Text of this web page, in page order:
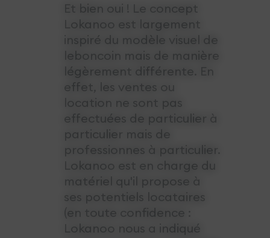
Et bien oui ! Le concept
Lokanoo est largement
inspiré du modèle visuel de
leboncoin mais de manière
légèrement différente. En
effet, les ventes ou
location ne sont pas
effectuées de particulier à
particulier mais de
professionnes à particulier.
Lokanoo est en charge du
matériel qu'il propose à
ses potentiels locataires
(en toute confidence :
Lokanoo nous a indiqué